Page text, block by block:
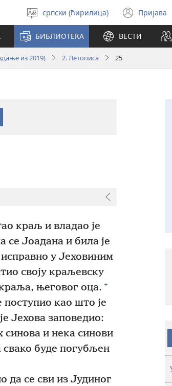
Изабери
језик
српски (ћирилица) Пријава
(отвара
нови
прозор)
БИБЛИОТЕКА ВЕСТИ
из 2019) 2. Летописа 25
краљ и владао је
се Јоадана и била је
у Јеховиним
своју краљевску
краља, његовог оца. +
поступио као што је
Јехова заповедио:
синова и нека синови
свако буде погубљен
да се сви из Јудиног